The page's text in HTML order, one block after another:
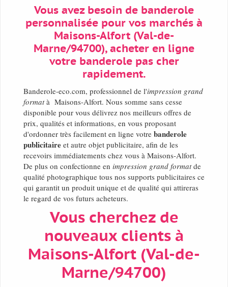
Vous avez besoin de banderole
personnalisée pour vos marchés à
Maisons-Alfort (Val-de-
Marne/94700), acheter en ligne
votre banderole pas cher
rapidement.
Banderole-eco.com, professionnel de l'impression grand
formatà Maisons-Alfort. Nous somme sans cesse
disponible pour vous délivrez nos meilleurs offres de
prix, qualités et informations, en vous proposant
d'ordonner très facilement en ligne votre banderole
publicitaire et autre objet publicitaire, afin de les
recevoirs immédiatements chez vous à Maisons-Alfort.
De plus on confectionne en impression grand formatde
qualité photographique tous nos supports publicitaires ce
qui garantit un produit unique et de qualité qui attireras
le regard de vos futurs acheteurs.
Vous cherchez de
nouveaux clients à
Maisons-Alfort (Val-de-
Marne/94700)